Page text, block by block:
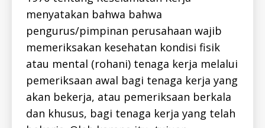
A
Y
I
D
E
P
A
T
I
T
menyatakan bahwa bahwa
pengurus/pimpinan perusahaan wajib
memeriksakan kesehatan kondisi fisik
atau mental (rohani) tenaga kerja melalui
pemeriksaan awal bagi tenaga kerja yang
akan bekerja, atau pemeriksaan berkala
dan khusus, bagi tenaga kerja yang telah
h
e
p
ti
ti
s
,
p